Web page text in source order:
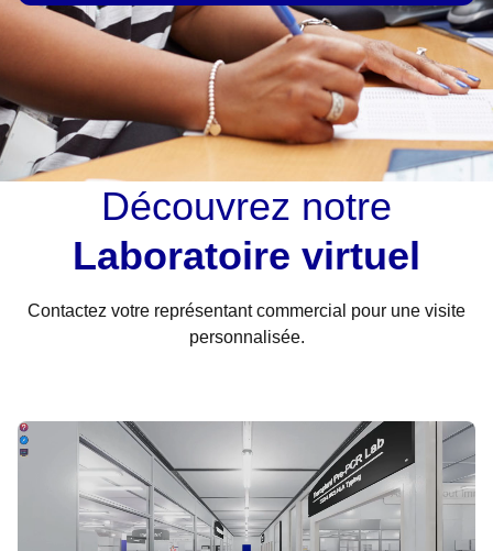
Découvrez notre
Laboratoire virtuel
Contactez votre représentant commercial pour une visite
personnalisée.